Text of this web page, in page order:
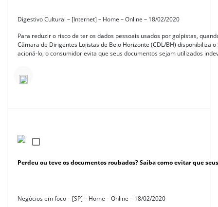
Digestivo Cultural – [Internet] – Home – Online – 18/02/2020
Para reduzir o risco de ter os dados pessoais usados por golpistas,
Câmara de Dirigentes Lojistas de Belo Horizonte (CDL/BH) disponibiliza
acioná-lo, o consumidor evita que seus documentos sejam utilizados
Perdeu ou teve os documentos roubados? Saiba como evitar que
Negócios em foco – [SP] – Home – Online – 18/02/2020